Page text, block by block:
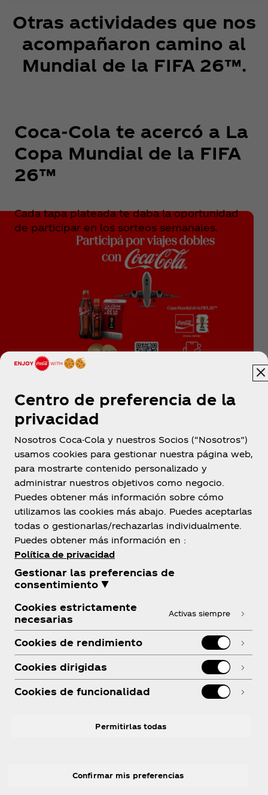
Otras actividades que nos
acompañaron camino al
Mundial de la FIFA 26™.
Coca‑Cola te acercó a La
Copa Mundial de la FIFA
26™
Cada tapa plateada te daba la oportunidad
de participar en los sorteos semanales.
Costa Rica
Sobre Nosotros
¿Necesitas Ayuda?
Centro de preferencia de la
privacidad
Nosotros Coca-Cola y nuestros Socios (“Nosotros”)
usamos cookies para gestionar nuestra página web,
para mostrarte contenido personalizado y
administrar nuestros objetivos como negocio.
Puedes obtener más información sobre cómo
utilizamos las cookies más abajo. Puedes aceptarlas
todas o gestionarlas/rechazarlas individualmente.
Puedes obtener más información en :
Política de privacidad
Gestionar las preferencias de
consentimiento ▼
Cookies estrictamente
necesarias
Activas siempre
Cookies de rendimiento
Cookies dirigidas
Cookies de funcionalidad
Permitirlas todas
Confirmar mis preferencias